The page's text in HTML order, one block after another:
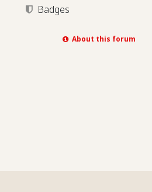
Badges
About this forum